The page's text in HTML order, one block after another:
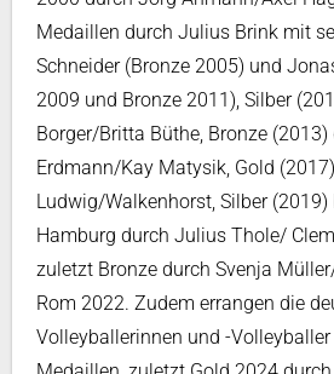
Medaillen durch Julius Brink mit
Schneider (Bronze 2005) und
2009 und Bronze 2011), Silber
Borger/Britta Büthe, Bronze
Erdmann/Kay Matysik, Gold
Ludwig/Walkenhorst, Silber
Hamburg durch Julius Thole/
zuletzt Bronze durch Svenja
Rom 2022. Zudem errangen die
Volleyballerinnen und -